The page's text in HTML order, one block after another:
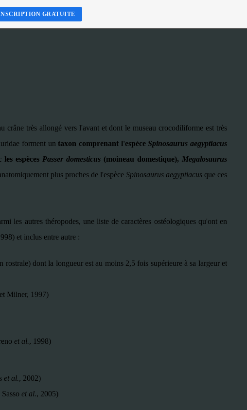
crâne très allongé vers l'avant et dont le museau crocodiliforme est très
forment untaxon comprenant l'espèceSpinosaurus aegyptiacus
espèces Passer domesticus (moineau domestique), Megalosaurus
plus proches de l'espèce Spinosaurus aegyptiacus que ces
les autres théropodes, une liste de caractères ostéologiques qu'ont en
et inclus entre autre :
rostrale) dont la longueur est au moins 2,5 fois supérieure à sa largeur et
Milner, 1997)
et al., 1998)
et al., 2002)
et al., 2005)
GRATUITE